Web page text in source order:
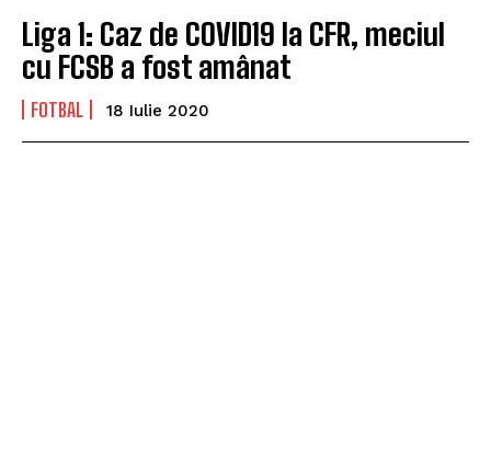
Liga 1: Caz de COVID19 la CFR, meciul
cu FCSB a fost amânat
FOTBAL 18 Iulie 2020